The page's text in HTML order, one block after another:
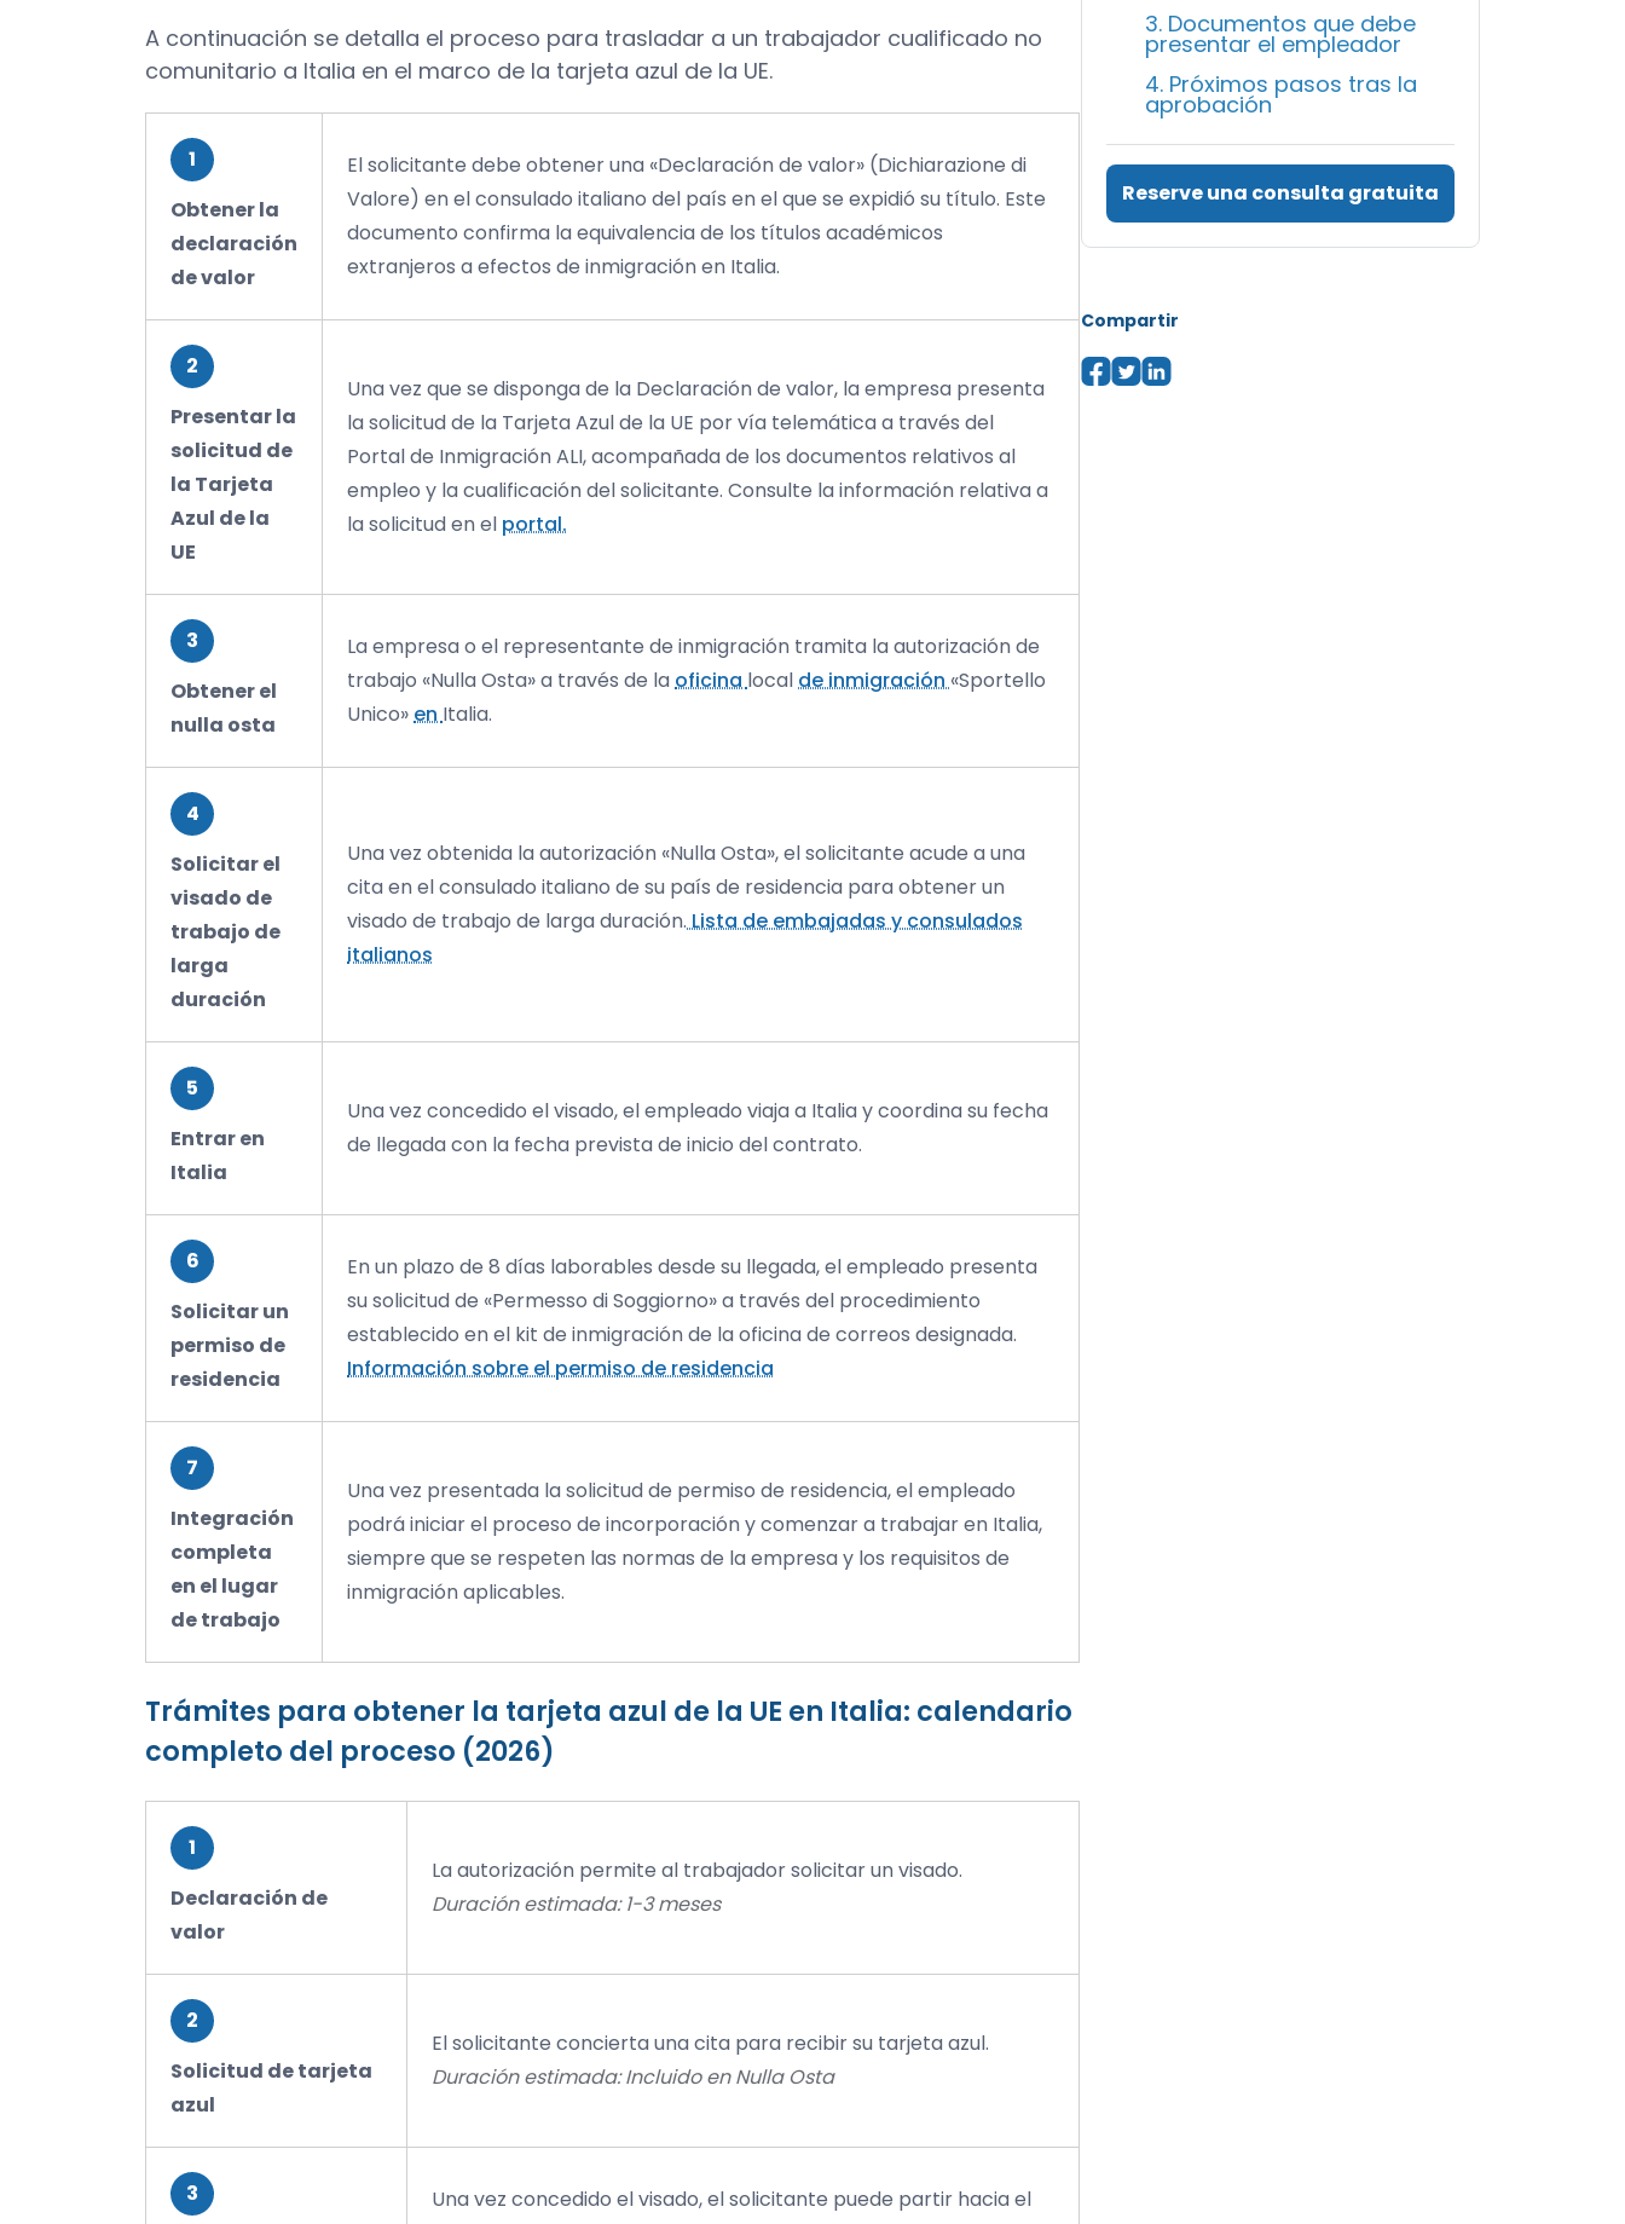
A continuación se detalla el proceso para trasladar a un trabajador cualificado no
comunitario a Italia en el marco de la tarjeta azul de la UE.
1
Obtener la
declaración
de valor
El solicitante debe obtener una «Declaración de valor» (Dichiarazione di
Valore) en el consulado italiano del país en el que se expidió su título. Este
documento confirma la equivalencia de los títulos académicos
extranjeros a efectos de inmigración en Italia.
2
Presentar la
solicitud de
la Tarjeta
Azul de la
UE
Una vez que se disponga de la Declaración de valor, la empresa presenta
la solicitud de la Tarjeta Azul de la UE por vía telemática a través del
Portal de Inmigración ALI, acompañada de los documentos relativos al
empleo y la cualificación del solicitante. Consulte la información relativa a
la solicitud en el portal.
3
Obtener el
nulla osta
La empresa o el representante de inmigración tramita la autorización de
trabajo «Nulla Osta» a través de laoficinalocalde inmigración«Sportello
Unico»enItalia.
4
Solicitar el
visado de
trabajo de
larga
duración
Una vez obtenida la autorización «Nulla Osta», el solicitante acude a una
cita en el consulado italiano de su país de residencia para obtener un
visado de trabajo de larga duración.Lista de embajadas y consulados
italianos
5
Entrar en
Italia
Una vez concedido el visado, el empleado viaja a Italia y coordina su fecha
de llegada con la fecha prevista de inicio del contrato.
6
Solicitar un
permiso de
residencia
En un plazo de 8 días laborables desde su llegada, el empleado presenta
su solicitud de «Permesso di Soggiorno» a través del procedimiento
establecido en el kit de inmigración de la oficina de correos designada.
Información sobre el permiso de residencia
7
Integración
completa
en el lugar
de trabajo
Una vez presentada la solicitud de permiso de residencia, el empleado
podrá iniciar el proceso de incorporación y comenzar a trabajar en Italia,
siempre que se respeten las normas de la empresa y los requisitos de
inmigración aplicables.
Trámites para obtener la tarjeta azul de la UE en Italia: calendario
completo del proceso (2026)
1
Declaración de
valor
La autorización permite al trabajador solicitar un visado.
Duración estimada: 1-3 meses
2
Solicitud de tarjeta
azul
El solicitante concierta una cita para recibir su tarjeta azul.
Duración estimada: Incluido en Nulla Osta
3
Una vez concedido el visado, el solicitante puede partir hacia el
3. Documentos que debe
presentar el empleador
4. Próximos pasos tras la
aprobación
Reserve una consulta gratuita
Compartir